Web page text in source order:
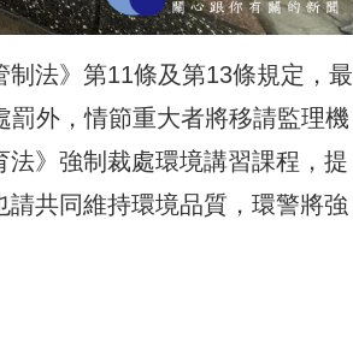
法》第11條及第13條規定，最
外，情節重大者將移請監理機
》強制裁處環境講習課程，提
共同維持環境品質，環警將強